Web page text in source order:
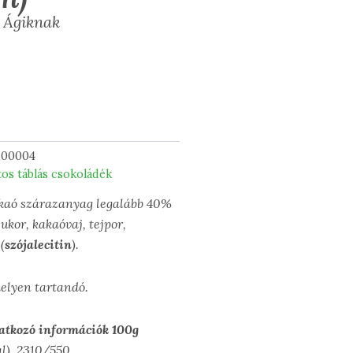
táblás csokoládék
szárazanyag legalább 40%
kakaóvaj, tejpor,
szójalecitin).
tartandó.
információk 100g
2310/550